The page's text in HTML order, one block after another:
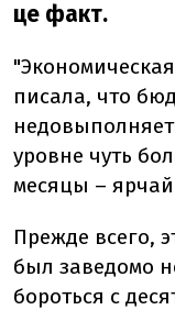
це факт.
писала, что
уровне чуть
месяцы –
Прежде всего,
был заведомо
бороться с